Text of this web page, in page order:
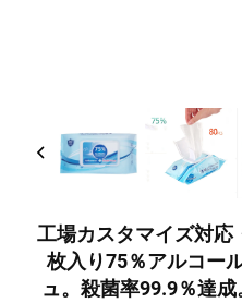
工場カスタマイズ対応
枚入り75％アルコー
ュ。殺菌率99.9％達